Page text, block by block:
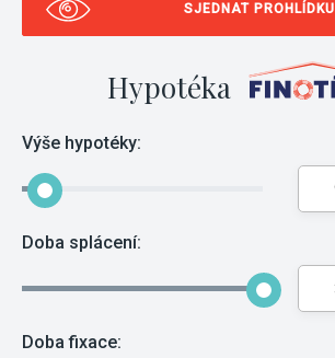
SJEDNAT PROHLÍDKU
Hypotéka
Výše hypotéky:
Doba splácení:
Doba fixace: